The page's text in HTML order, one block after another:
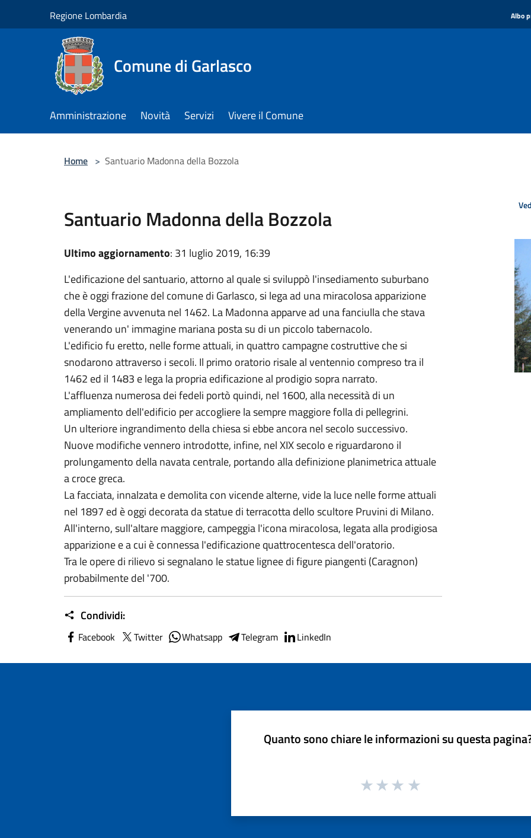
Regione Lombardia Albo
Comune di Garlasco
Amministrazione Novità Servizi Vivere il Comune
Home > Santuario Madonna della Bozzola
Santuario Madonna della Bozzola
Ultimo aggiornamento: 31 luglio 2019, 16:39
L'edificazione del santuario, attorno al quale si sviluppò l'insediamento suburbano
che è oggi frazione del comune di Garlasco, si lega ad una miracolosa apparizione
della Vergine avvenuta nel 1462. La Madonna apparve ad una fanciulla che stava
venerando un' immagine mariana posta su di un piccolo tabernacolo.
L'edificio fu eretto, nelle forme attuali, in quattro campagne costruttive che si
snodarono attraverso i secoli. Il primo oratorio risale al ventennio compreso tra il
1462 ed il 1483 e lega la propria edificazione al prodigio sopra narrato.
L'affluenza numerosa dei fedeli portò quindi, nel 1600, alla necessità di un
ampliamento dell'edificio per accogliere la sempre maggiore folla di pellegrini.
Un ulteriore ingrandimento della chiesa si ebbe ancora nel secolo successivo.
Nuove modifiche vennero introdotte, infine, nel XIX secolo e riguardarono il
prolungamento della navata centrale, portando alla definizione planimetrica attuale
a croce greca.
La facciata, innalzata e demolita con vicende alterne, vide la luce nelle forme attuali
nel 1897 ed è oggi decorata da statue di terracotta dello scultore Pruvini di Milano.
All'interno, sull'altare maggiore, campeggia l'icona miracolosa, legata alla prodigiosa
apparizione e a cui è connessa l'edificazione quattrocentesca dell'oratorio.
Tra le opere di rilievo si segnalano le statue lignee di figure piangenti (Caragnon)
probabilmente del '700.
Condividi:
Facebook Twitter Whatsapp Telegram LinkedIn
Quanto sono chiare le informazioni su questa